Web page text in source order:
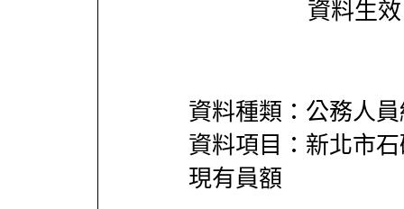
資料生
資料種類：公務人
資料項目：新北市
現有員額